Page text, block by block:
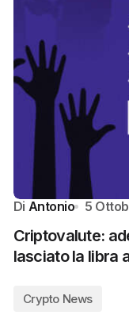
Di Antonio 5
Criptovalute:
lasciato la libra
Crypto News